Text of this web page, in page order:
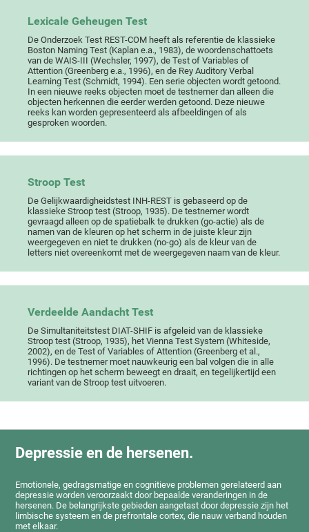
Lexicale Geheugen Test
De Onderzoek Test REST-COM heeft als referentie de klassieke
Boston Naming Test (Kaplan e.a., 1983), de woordenschattoets
van de WAIS-III (Wechsler, 1997), de Test of Variables of
Attention (Greenberg e.a., 1996), en de Rey Auditory Verbal
Learning Test (Schmidt, 1994). Een serie objecten wordt getoond.
In een nieuwe reeks objecten moet de testnemer dan alleen die
objecten herkennen die eerder werden getoond. Deze nieuwe
reeks kan worden gepresenteerd als afbeeldingen of als
gesproken woorden.
Stroop Test
De Gelijkwaardigheidstest INH-REST is gebaseerd op de
klassieke Stroop test (Stroop, 1935). De testnemer wordt
gevraagd alleen op de spatiebalk te drukken (go-actie) als de
namen van de kleuren op het scherm in de juiste kleur zijn
weergegeven en niet te drukken (no-go) als de kleur van de
letters niet overeenkomt met de weergegeven naam van de kleur.
Verdeelde Aandacht Test
De Simultaniteitstest DIAT-SHIF is afgeleid van de klassieke
Stroop test (Stroop, 1935), het Vienna Test System (Whiteside,
2002), en de Test of Variables of Attention (Greenberg et al.,
1996). De testnemer moet nauwkeurig een bal volgen die in alle
richtingen op het scherm beweegt en draait, en tegelijkertijd een
variant van de Stroop test uitvoeren.
Depressie en de hersenen.
Emotionele, gedragsmatige en cognitieve problemen gerelateerd aan
depressie worden veroorzaakt door bepaalde veranderingen in de
hersenen. De belangrijkste gebieden aangetast door depressie zijn het
limbische systeem en de prefrontale cortex, die nauw verband houden
met elkaar.